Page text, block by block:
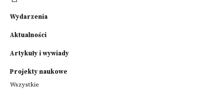
Wydarzenia
Aktualności
Artykuły i wywiady
Projekty naukowe
Wszystkie